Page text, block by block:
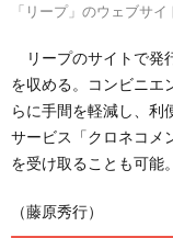
「リープ」のウェブサイ
リープのサイトで発
を収める。コンビニエ
らに手間を軽減し、利
サービス「クロネコメ
を受け取ることも可能。
（藤原秀行）